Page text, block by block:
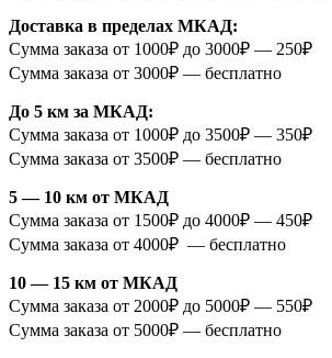
Доставка в пределах МКАД:
Сумма заказа от 1000₽ до 3000₽ — 250₽
Сумма заказа от 3000₽ — бесплатно
До 5 км за МКАД:
Сумма заказа от 1000₽ до 3500₽ — 350₽
Сумма заказа от 3500₽ — бесплатно
5 — 10 км от МКАД
Сумма заказа от 1500₽ до 4000₽ — 450₽
Сумма заказа от 4000₽ — бесплатно
10 — 15 км от МКАД
Сумма заказа от 2000₽ до 5000₽ — 550₽
Сумма заказа от 5000₽ — бесплатно